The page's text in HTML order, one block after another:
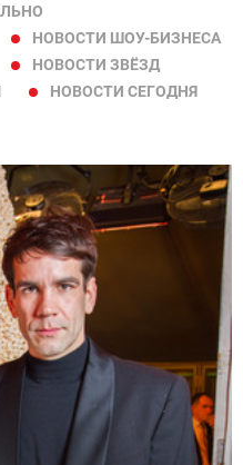
НОВОСТИ ШОУ-БИЗНЕСА
НОВОСТИ ЗВЁЗД
НОВОСТИ СЕГОДНЯ